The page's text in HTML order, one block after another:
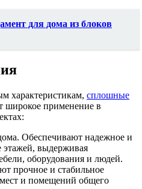
для дома из блоков
характеристикам, сплошные
широкое применение в
Обеспечивают надежное и
этажей, выдерживая
оборудования и людей.
прочное и стабильное
и помещений общего